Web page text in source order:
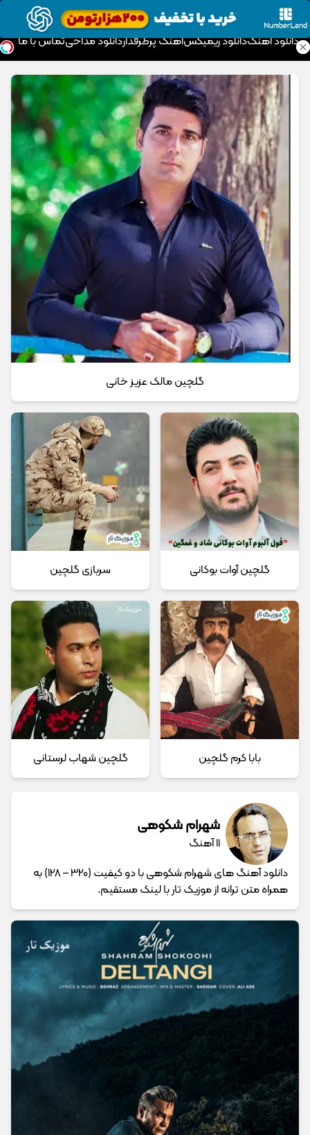
موزیک تار
دانلود آهنگدانلود ریمیکسآهنگ پرطرفداردانلود مداحیتماس با ما
گلچین مالک عزیز خانی
گلچین آوات بوکانی سربازی گلچین
بابا کرم گلچین گلچین شهاب لرستانی
شهرام شکوهی
11 آهنگ
دانلود آهنگ های شهرام شکوهی با دو کیفیت (320 – 128) به
همراه متن ترانه از موزیک تار با لینک مستقیم.